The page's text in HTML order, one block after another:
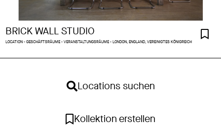
BRICK WALL STUDIO
LOCATION - GESCHÄFTSRÄUME - VERANSTALTUNGSRÄUME - LONDON, ENGLAND, VEREINIGTES KÖNIGREICH
Locations suchen
Kollektion erstellen